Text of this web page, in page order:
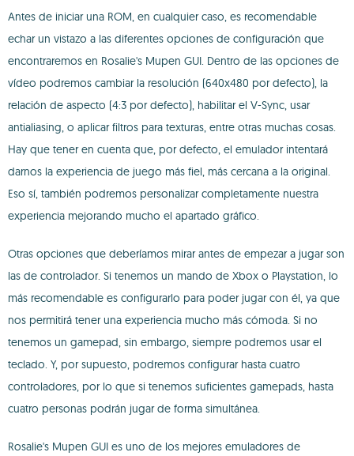
Antes de iniciar una ROM, en cualquier caso, es recomendable
echar un vistazo a las diferentes opciones de configuración que
encontraremos en Rosalie's Mupen GUI. Dentro de las opciones de
vídeo podremos cambiar la resolución (640x480 por defecto), la
relación de aspecto (4:3 por defecto), habilitar el V-Sync, usar
antialiasing, o aplicar filtros para texturas, entre otras muchas cosas.
Hay que tener en cuenta que, por defecto, el emulador intentará
darnos la experiencia de juego más fiel, más cercana a la original.
Eso sí, también podremos personalizar completamente nuestra
experiencia mejorando mucho el apartado gráfico.
Otras opciones que deberíamos mirar antes de empezar a jugar son
las de controlador. Si tenemos un mando de Xbox o Playstation, lo
más recomendable es configurarlo para poder jugar con él, ya que
nos permitirá tener una experiencia mucho más cómoda. Si no
tenemos un gamepad, sin embargo, siempre podremos usar el
teclado. Y, por supuesto, podremos configurar hasta cuatro
controladores, por lo que si tenemos suficientes gamepads, hasta
cuatro personas podrán jugar de forma simultánea.
Rosalie's Mupen GUI es uno de los mejores emuladores de